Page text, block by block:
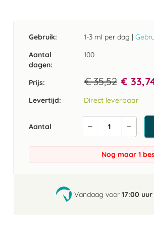
Gebruik: 1-3 ml per dag |
Aantal
dagen:
100
Prijs: € 35,52 €
Levertijd: Direct leverbaar
Aantal
Verhoog
de
aantal
Verlaag
de
aantal
Nog maar 1
Vandaag voor 17:00 uur